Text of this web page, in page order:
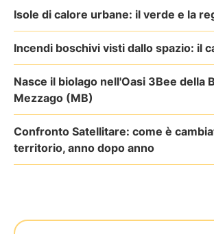
Isole di calore urbane: il verde e la
Incendi boschivi visti dallo spazio: il
Nasce il biolago nell'Oasi 3Bee della
Mezzago (MB)
Confronto Satellitare: come è
territorio, anno dopo anno